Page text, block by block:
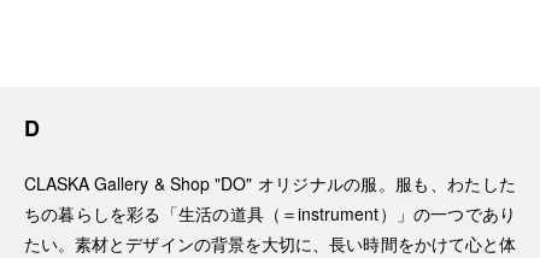
D
CLASKA Gallery & Shop "DO" オリジナルの服。服も、わたした
ちの暮らしを彩る「生活の道具（＝instrument）」の一つであり
たい。素材とデザインの背景を大切に、長い時間をかけて心と体